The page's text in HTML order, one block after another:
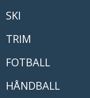
SKI
TRIM
FOTBALL
HÅNDBALL